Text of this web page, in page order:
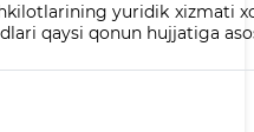
yuridik xizmati
qaysi qonun hujjatiga